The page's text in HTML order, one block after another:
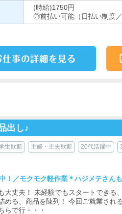
(時給)1750円
◎前払い可能（日払い制度
出し♪
生歓迎 主婦・主夫歓迎 20代活躍中
！／モクモク軽作業＊ハジメテさん
大丈夫！ 未経験でもスタートできる
める、商品を陳列！ 今回ご就業され
らで行・・・